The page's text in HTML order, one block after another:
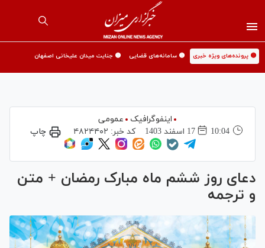
🟡 پرونده‌های ویژه خبری 🟡 سامانه‌های قضایی 🟡 جنایت میدان علیخانی اصفهان
اینفوگرافیک
عمومی
10:04
17 اسفند 1403 کد خبر: ۴۸۲۴۴۰۲ چاپ
دعای روز ششم ماه مبارک رمضان + متن
و ترجمه